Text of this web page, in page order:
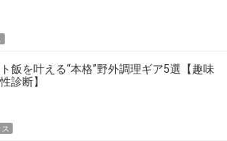
飯を叶える“本格”野外調理ギア5選【趣味
診断】
ス